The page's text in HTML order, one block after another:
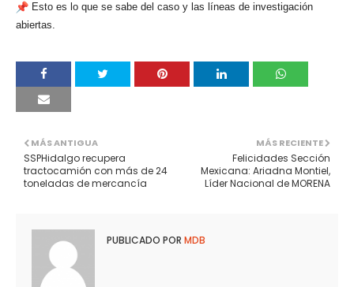
Esto es lo que se sabe del caso y las líneas de investigación
abiertas.
MÁS RECIENTE
Felicidades Sección
Mexicana: Ariadna Montiel,
Líder Nacional de MORENA
MÁS ANTIGUA
SSPHidalgo recupera
tractocamión con más de 24
toneladas de mercancía
PUBLICADO POR MDB